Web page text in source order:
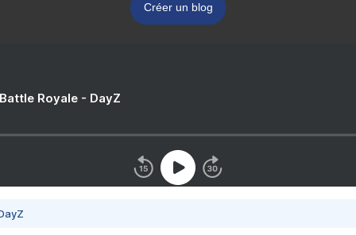
Créer un blog
Royale - DayZ